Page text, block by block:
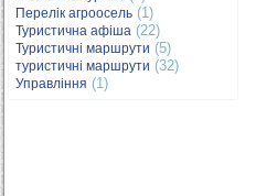
Перелік агроосель (1)
Туристична афіша (22)
Туристичні маршрути (5)
туристичні маршрути (32)
Управління (1)